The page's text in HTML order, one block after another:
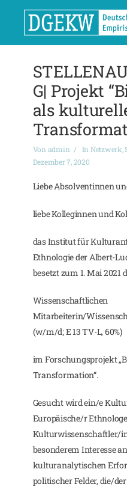
G| Projekt
als
Von admin In Netzwerk,
Dezember 7, 2020
Liebe Absolventinnen
liebe Kolleginnen und
das Institut für
Ethnologie der Albert-
besetzt zum 1. Mai 2021
Wissenschaftlichen
Mitarbeiterin/
(w/m/d; E 13 TV-L, 60%)
im Forschungsprojekt
Transformation“.
Gesucht wird ein/e
Europäische/r
Kulturwissenschaftler/
besonderem Interesse
kulturanalytischen
politischer Felder, die/